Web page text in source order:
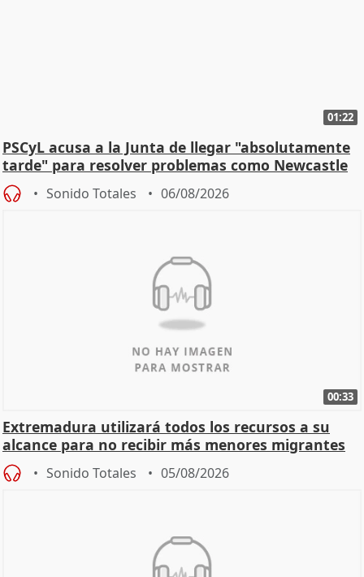
01:22
PSCyL acusa a la Junta de llegar "absolutamente
tarde" para resolver problemas como Newcastle
Sonido Totales 06/08/2026
00:33
Extremadura utilizará todos los recursos a su
alcance para no recibir más menores migrantes
Sonido Totales 05/08/2026